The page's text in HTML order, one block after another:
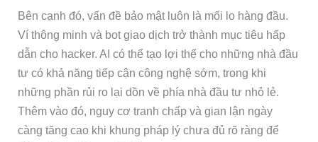
Bên cạnh đó, vấn đề bảo mật luôn là mối lo hàng đầu.
Ví thông minh và bot giao dịch trở thành mục tiêu hấp
dẫn cho hacker. AI có thể tạo lợi thế cho những nhà đầu
tư có khả năng tiếp cận công nghệ sớm, trong khi
những phần rủi ro lại dồn về phía nhà đầu tư nhỏ lẻ.
Thêm vào đó, nguy cơ tranh chấp và gian lận ngày
càng tăng cao khi khung pháp lý chưa đủ rõ ràng để